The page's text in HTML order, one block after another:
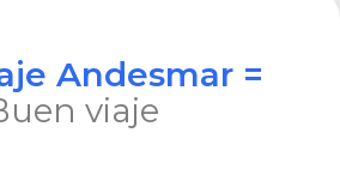
Andesmar =
viaje